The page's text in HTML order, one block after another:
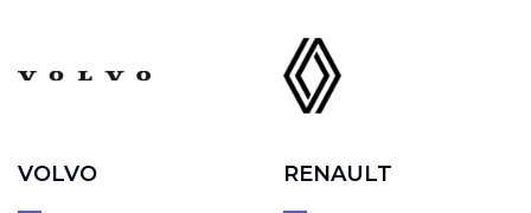
VOLVO RENAULT